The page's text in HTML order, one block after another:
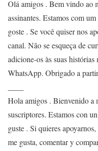
Olá amigos . Bem vindo ao
assinantes. Estamos com
goste . Se você quiser nos
canal. Não se esqueça de
adicione-os às suas histórias
WhatsApp. Obrigado a
Hola amigos . Bienvenido a
suscriptores. Estamos con
guste . Si quieres
me gusta, comentar y